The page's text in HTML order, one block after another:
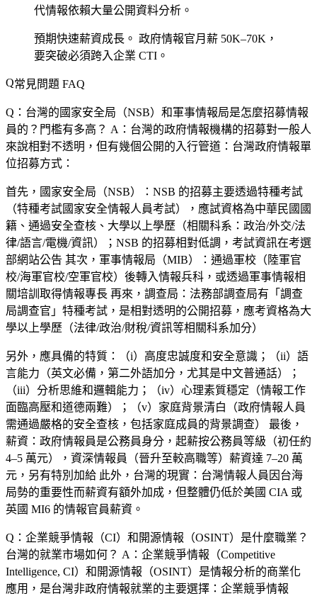
代情報依賴大量公開資料分析。
預期快速薪資成長。 政府情報官月薪 50K–70K，
要突破必須跨入企業 CTI。
常見問題 FAQ
Q：台灣的國家安全局（NSB）和軍事情報局是怎麼招募情報
員的？門檻有多高？ A：台灣的政府情報機構的招募對一般人
來說相對不透明，但有幾個公開的入行管道：台灣政府情報單
位招募方式：
首先， 國家安全局（NSB）
：NSB 的招募主要透過特種考試
（特種考試國家安全情報人員考試），應試資格為中華民國國
籍、通過安全查核、大學以上學歷（相關科系：政治/外交/法
律/語言/電機/資訊）；NSB 的招募相對低調，考試資訊在考選
部網站公告 其次， 軍事情報局（MIB）
：通過軍校（陸軍官
校/海軍官校/空軍官校）後轉入情報兵科，或透過軍事情報相
關培訓取得情報專長 再來， 調查局 ：法務部調查局有「調查
局調查官」特種考試，是相對透明的公開招募，應考資格為大
學以上學歷（法律/政治/財稅/資訊等相關科系加分）
另外， 應具備的特質 ：（i）高度忠誠度和安全意識；（ii）語
言能力（英文必備，第二外語加分，尤其是中文普通話）；
（iii）分析思維和邏輯能力；（iv）心理素質穩定（情報工作
面臨高壓和道德兩難）；（v）家庭背景清白（政府情報人員
需通過嚴格的安全查核，包括家庭成員的背景調查） 最後，
薪資：政府情報員是公務員身分，起薪按公務員等級（初任約
4–5 萬元），資深情報員（晉升至較高職等）薪資達 7–20 萬
元，另有特別加給 此外，台灣的現實：台灣情報人員因台海
局勢的重要性而薪資有額外加成，但整體仍低於美國 CIA 或
英國 MI6 的情報官員薪資。
Q：企業競爭情報（CI）和開源情報（OSINT）是什麼職業？
台灣的就業市場如何？ A：企業競爭情報（Competitive
Intelligence, CI）和開源情報（OSINT）是情報分析的商業化
應用，是台灣非政府情報就業的主要選擇：企業競爭情報